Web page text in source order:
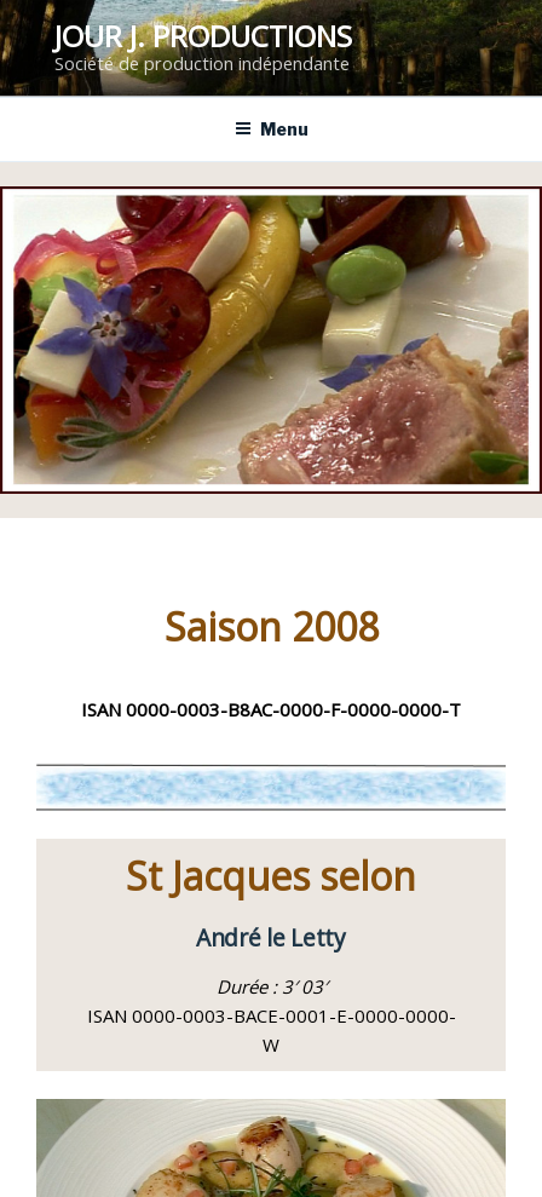
Aller
au
contenu
principal
JOUR J. PRODUCTIONS
Société de production indépendante
Menu
Saison 2008
ISAN 0000-0003-B8AC-0000-F-0000-0000-T
St Jacques selon
André le Letty
Durée : 3′ 03′
ISAN 0000-0003-BACE-0001-E-0000-0000-
W